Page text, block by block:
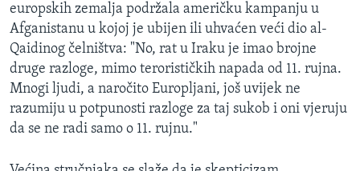
europskih zemalja podržala američku kampanju u
Afganistanu u kojoj je ubijen ili uhvaćen veći dio al-
Qaidinog čelništva: "No, rat u Iraku je imao brojne
druge razloge, mimo terorističkih napada od 11. rujna.
Mnogi ljudi, a naročito Europljani, još uvijek ne
razumiju u potpunosti razloge za taj sukob i oni vjeruju
da se ne radi samo o 11. rujnu."